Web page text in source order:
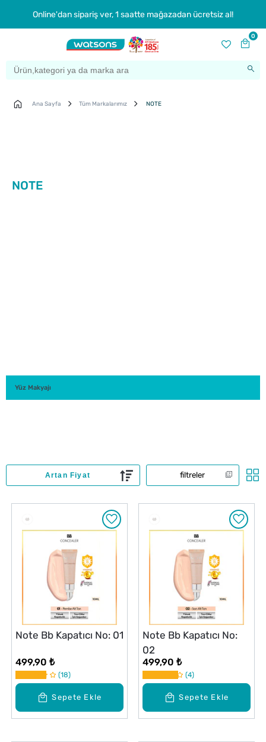
Online'dan sipariş ver, 1 saatte mağazadan ücretsiz al!
0
Ana Sayfa Tüm Markalarımız NOTE
NOTE
Yüz Makyajı
filtreler
Sepete Ekle
Note Bb Kapatıcı No: 01
499,90 ₺
18
Sepete Ekle
Note Bb Kapatıcı No:
02
499,90 ₺
4